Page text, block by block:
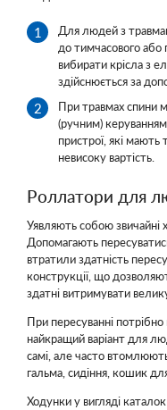
Для людей з
до тимчасового
вибирати крісла з
здійснюється за
При травмах спини
(ручним)
пристрої, які мають
невисоку вартість.
Роллатори для
Уявляють собою звичайні
Допомагають
втратили здатність
конструкції, що
здатні витримувати
При пересуванні
найкращий варіант для
самі, але часто
гальма, сидіння, кошик
Ходунки у вигляді